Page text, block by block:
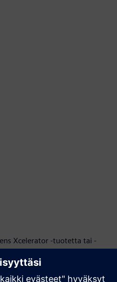
Xcelerator -tuotetta tai -
Siemens Xcelerator -